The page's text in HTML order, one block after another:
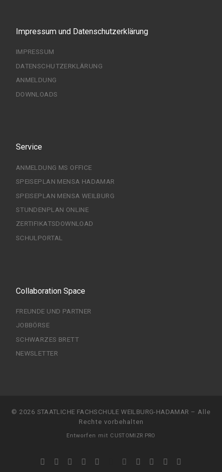
Impressum und Datenschutzerklärung
IMPRESSUM
DATENSCHUTZERKLÄRUNG
ANMELDUNG
DOWNLOADS
Service
ANMELDUNG MS OFFICE
SPEISEPLAN MENSA HADAMAR
SPEISEPLAN MENSA WEILBURG
STUNDENPLAN ONLINE
ZERTIFIKATSDOWNLOAD
SCHULPORTAL
Collaboration Space
FREUNDE UND PARTNER
JOBBÖRSE
SCHWARZES BRETT
NEWSLETTER
© 2026 STAATLICHE FACHSCHULE WEILBURG-HADAMAR – Alle
Rechte vorbehalten
Entworfen mit CUSTOMIZR PRO